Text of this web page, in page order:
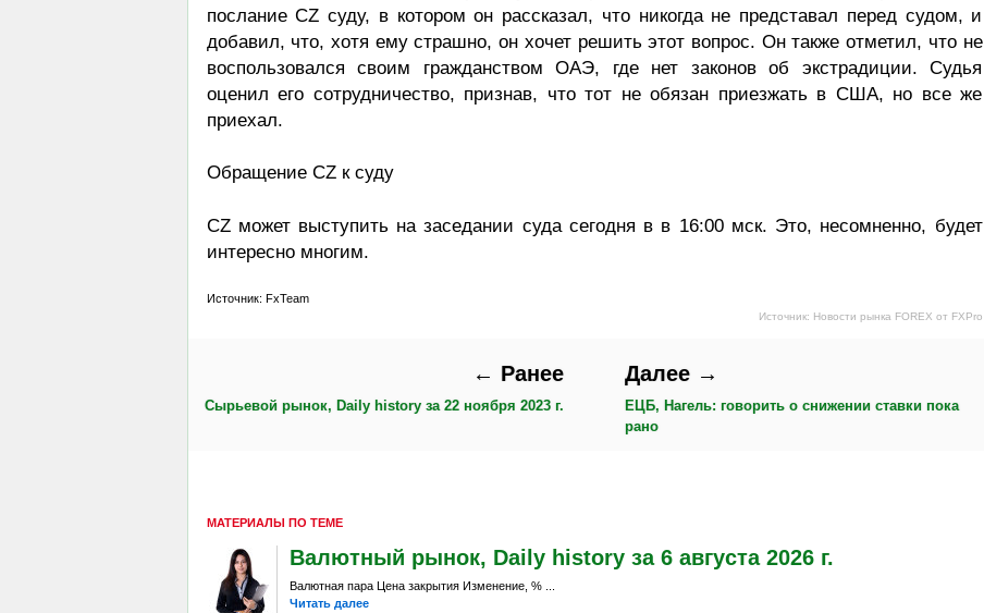
послание CZ суду, в котором он рассказал, что никогда не представал перед судом, и
добавил, что, хотя ему страшно, он хочет решить этот вопрос. Он также отметил, что не
воспользовался своим гражданством ОАЭ, где нет законов об экстрадиции. Судья
оценил его сотрудничество, признав, что тот не обязан приезжать в США, но все же
приехал.
Обращение CZ к суду
CZ может выступить на заседании суда сегодня в в 16:00 мск. Это, несомненно, будет
интересно многим.
Источник: FxTeam
Источник: Новости рынка FOREX от FXPro
← Ранее
Сырьевой рынок, Daily history за 22 ноября 2023 г.
Далее →
ЕЦБ, Нагель: говорить о снижении ставки пока
рано
МАТЕРИАЛЫ ПО ТЕМЕ
Валютный рынок, Daily history за 6 августа 2026 г.
Валютная пара Цена закрытия Изменение, % ...
Читать далее